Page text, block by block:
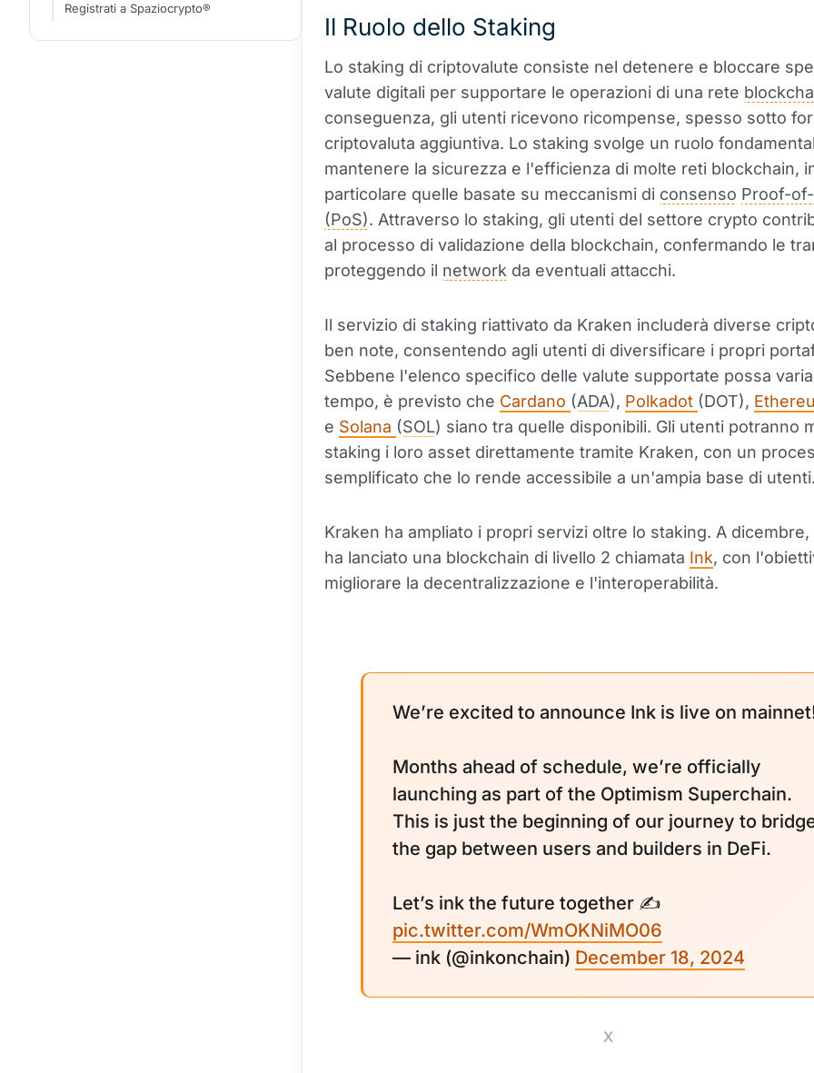
Il Ruolo dello Staking
Lo staking di criptovalute consiste nel detenere e bloccare
valute digitali per supportare le operazioni di una rete
conseguenza, gli utenti ricevono ricompense, spesso sotto
criptovaluta aggiuntiva. Lo staking svolge un ruolo
mantenere la sicurezza e l'efficienza di molte reti blockchain,
particolare quelle basate su meccanismi di consenso Proof-
(PoS). Attraverso lo staking, gli utenti del settore crypto
al processo di validazione della blockchain, confermando le
proteggendo il network da eventuali attacchi.
Il servizio di staking riattivato da Kraken includerà diverse
ben note, consentendo agli utenti di diversificare i propri
Sebbene l'elenco specifico delle valute supportate possa
tempo, è previsto che Cardano (ADA), Polkadot (DOT),
e Solana (SOL) siano tra quelle disponibili. Gli utenti potranno
staking i loro asset direttamente tramite Kraken, con un
semplificato che lo rende accessibile a un'ampia base di
Kraken ha ampliato i propri servizi oltre lo staking. A
ha lanciato una blockchain di livello 2 chiamata Ink, con
migliorare la decentralizzazione e l'interoperabilità.
We’re excited to announce Ink is live on
Months ahead of schedule, we’re officially
launching as part of the Optimism Superchain.
This is just the beginning of our journey to
the gap between users and builders in DeFi.
Let’s ink the future together ✍️
pic.twitter.com/WmOKNiMO06
— ink (@inkonchain) December 18, 2024
X
Registrati a Spaziocrypto®